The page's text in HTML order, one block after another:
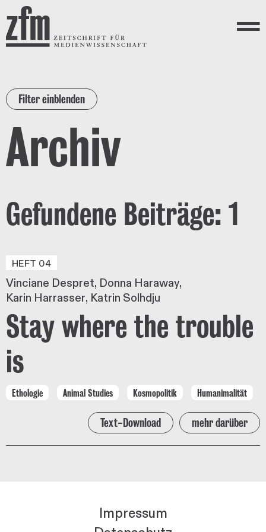
Direkt zum Inhalt
ZEITSCHRIFT FÜR
MEDIENWISSENSCHAFT
Menü
Filter einblenden
Archiv
Gefundene Beiträge: 1
HEFT 04
Vinciane Despret Donna Haraway
Karin Harrasser Katrin Solhdju
Stay where the trouble
is
Ethologie Animal Studies Kosmopolitik Humanimalität
Text-Download mehr darüber
Impressum